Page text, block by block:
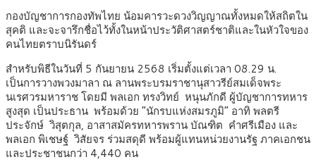
กองบัญชาการกองทัพไทย น้อมคารวะดวงวิญญาณทั้งหมดให้สถิตใน
สุคติ และจะจารึกชื่อไว้ทั้งในหน้าประวัติศาสตร์ชาติและในหัวใจของ
คนไทยตราบนิรันดร์
สำหรับพิธีในวันที่ 5 กันยายน 2568 เริ่มตั้งแต่เวลา 08.29 น.
เป็นการวางพวงมาลา ณ ลานพระบรมราชานุสาวรีย์สมเด็จพระ
นเรศวรมหาราช โดยมี พลเอก ทรงวิทย์ หนุนภักดี ผู้บัญชาการทหาร
สูงสุด เป็นประธาน พร้อมด้วย “นักรบแห่งสมรภูมิ” อาทิ พลตรี
ประจักษ์ วิสุตกุล, อาสาสมัครทหารพราน บัณฑิต คำศรีเมือง และ
พลเอก พิเชษฐ์ วิสัยจร ร่วมสดุดี พร้อมผู้แทนหน่วยงานรัฐ ภาคเอกชน
และประชาชนกว่า 4,440 คน